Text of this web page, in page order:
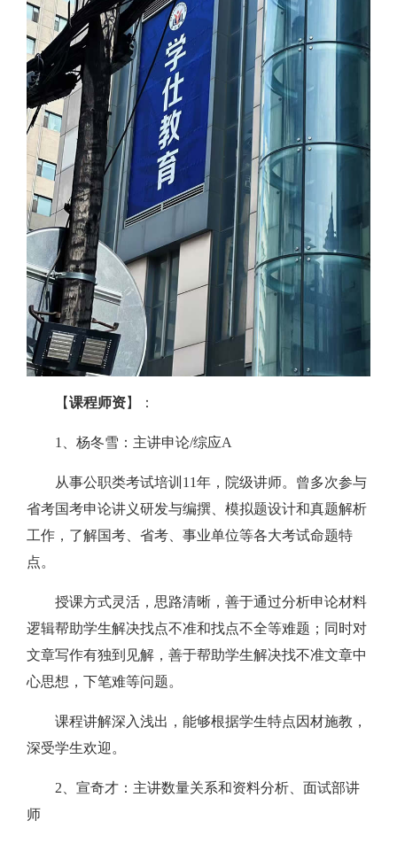
【课程师资】：
1、杨冬雪：主讲申论/综应A
从事公职类考试培训11年，院级讲师。曾多次参与
省考国考申论讲义研发与编撰、模拟题设计和真题解析
工作，了解国考、省考、事业单位等各大考试命题特
点。
授课方式灵活，思路清晰，善于通过分析申论材料
逻辑帮助学生解决找点不准和找点不全等难题；同时对
文章写作有独到见解，善于帮助学生解决找不准文章中
心思想，下笔难等问题。
课程讲解深入浅出，能够根据学生特点因材施教，
深受学生欢迎。
2、宣奇才：主讲数量关系和资料分析、面试部讲
师